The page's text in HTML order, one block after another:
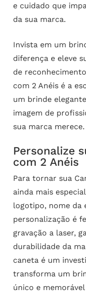
e cuidado que
da sua marca.
Invista em um
diferença e eleve
de
com 2 Anéis é a
um brinde
imagem de
sua marca merece.
Personalize
com 2 Anéis
Para tornar sua
ainda mais
logotipo, nome da
personalização é
gravação a laser,
durabilidade da
caneta é um
transforma um
único e